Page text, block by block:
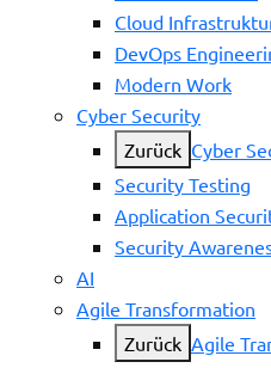
Cloud
DevOps
Modern Work
Cyber Security
Zurück Cyber
Security Testing
Application
Security
AI
Agile Transformation
Zurück Agile